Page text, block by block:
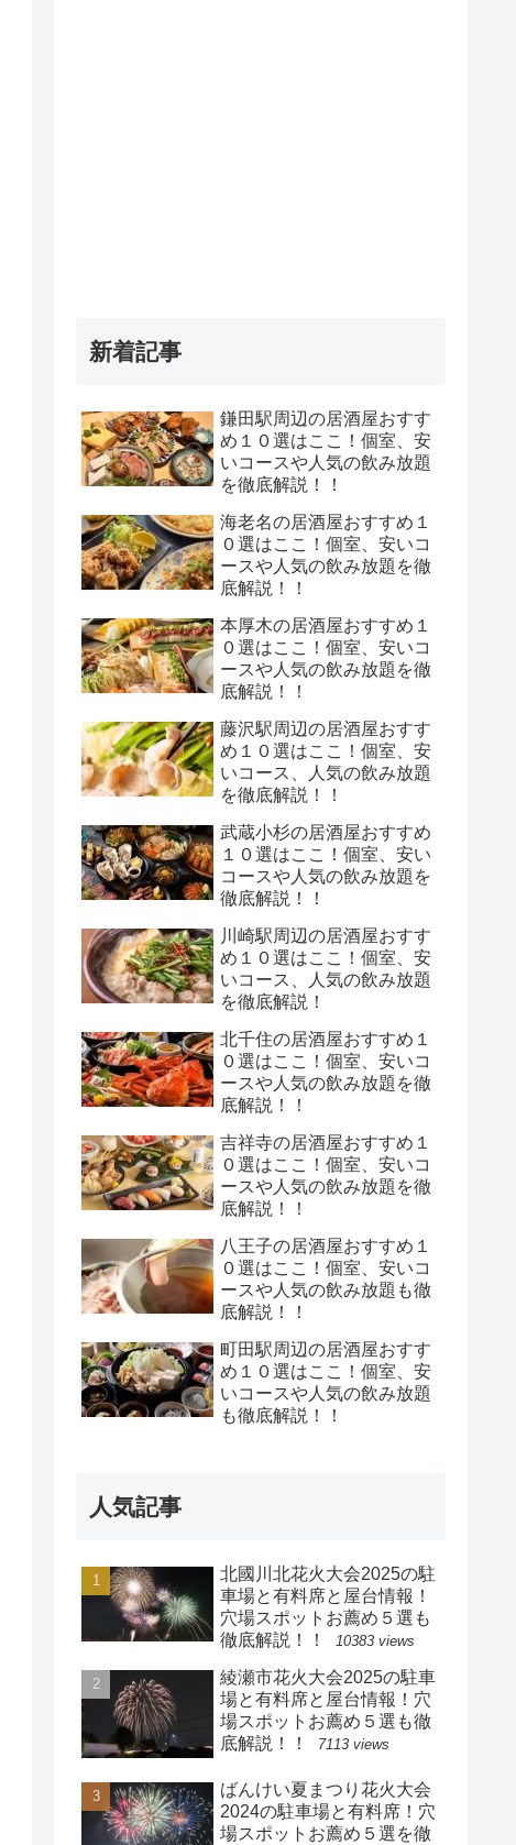
新着記事
鎌田駅周辺の居酒屋おすす
め１０選はここ！個室、安
いコースや人気の飲み放題
を徹底解説！！
海老名の居酒屋おすすめ１
０選はここ！個室、安いコ
ースや人気の飲み放題を徹
底解説！！
本厚木の居酒屋おすすめ１
０選はここ！個室、安いコ
ースや人気の飲み放題を徹
底解説！！
藤沢駅周辺の居酒屋おすす
め１０選はここ！個室、安
いコース、人気の飲み放題
を徹底解説！！
武蔵小杉の居酒屋おすすめ
１０選はここ！個室、安い
コースや人気の飲み放題を
徹底解説！！
川崎駅周辺の居酒屋おすす
め１０選はここ！個室、安
いコース、人気の飲み放題
を徹底解説！
北千住の居酒屋おすすめ１
０選はここ！個室、安いコ
ースや人気の飲み放題を徹
底解説！！
吉祥寺の居酒屋おすすめ１
０選はここ！個室、安いコ
ースや人気の飲み放題を徹
底解説！！
八王子の居酒屋おすすめ１
０選はここ！個室、安いコ
ースや人気の飲み放題も徹
底解説！！
町田駅周辺の居酒屋おすす
め１０選はここ！個室、安
いコースや人気の飲み放題
も徹底解説！！
人気記事
北國川北花火大会2025の駐
車場と有料席と屋台情報！
穴場スポットお薦め５選も
徹底解説！！
10383 views
綾瀬市花火大会2025の駐車
場と有料席と屋台情報！穴
場スポットお薦め５選も徹
底解説！！
7113 views
ばんけい夏まつり花火大会
2024の駐車場と有料席！穴
場スポットお薦め５選を徹